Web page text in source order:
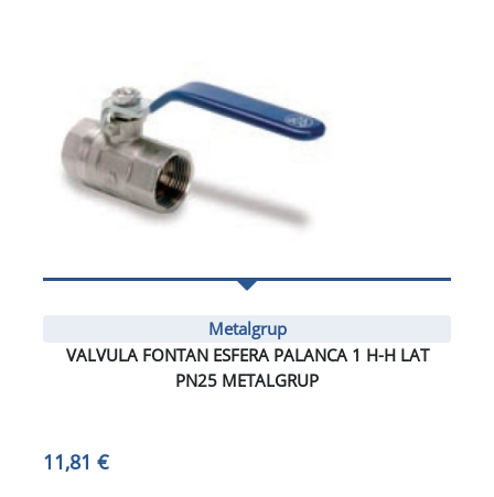
Metalgrup
VALVULA FONTAN ESFERA PALANCA 1 H-H LAT
PN25 METALGRUP
11,81 €